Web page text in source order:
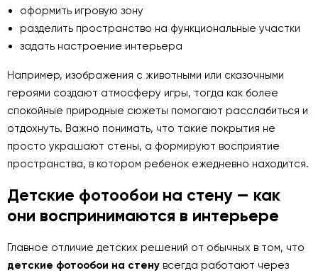
оформить игровую зону
разделить пространство на функциональные участки
задать настроение интерьера
Например, изображения с животными или сказочными
героями создают атмосферу игры, тогда как более
спокойные природные сюжеты помогают расслабиться и
отдохнуть. Важно понимать, что такие покрытия не
просто украшают стены, а формируют восприятие
пространства, в котором ребенок ежедневно находится.
Детские фотообои на стену — как
они воспринимаются в интерьере
Главное отличие детских решений от обычных в том, что
детские фотообои на стену всегда работают через